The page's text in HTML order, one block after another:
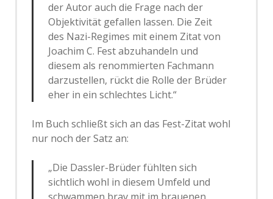
der Autor auch die Frage nach der
Objektivität gefallen lassen. Die Zeit
des Nazi-Regimes mit einem Zitat von
Joachim C. Fest abzuhandeln und
diesem als renommierten Fachmann
darzustellen, rückt die Rolle der Brüder
eher in ein schlechtes Licht.“
Im Buch schließt sich an das Fest-Zitat wohl
nur noch der Satz an:
„Die Dassler-Brüder fühlten sich
sichtlich wohl in diesem Umfeld und